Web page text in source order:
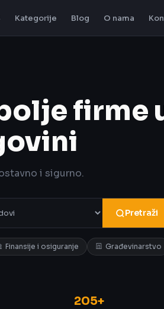
Kategorije Blog O nama
firme
i sigurno.
Pretraži
Finansije i osiguranje
Građevinarstvo
205+